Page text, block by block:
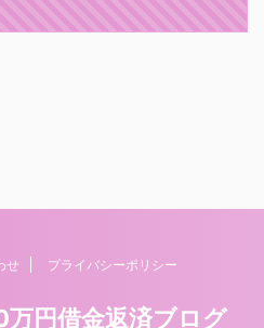
せ プライバシーポリシー
円借金返済ブログ